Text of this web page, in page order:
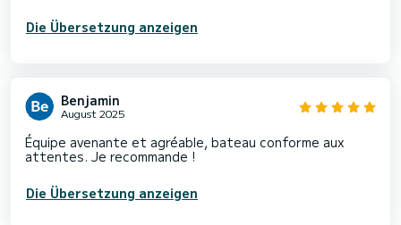
Die Übersetzung anzeigen
Benjamin
August 2025
Équipe avenante et agréable, bateau conforme aux
attentes. Je recommande !
Die Übersetzung anzeigen